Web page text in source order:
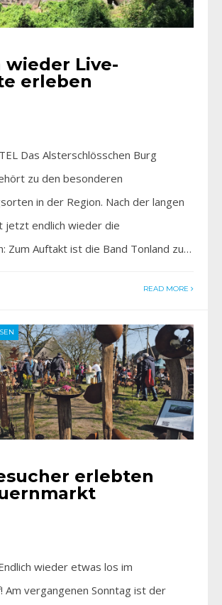
wieder Live-
erleben
Das Alsterschlösschen Burg
zu den besonderen
in der Region. Nach der langen
jetzt endlich wieder die
Zum Auftakt ist die Band Tonland zu…
READ MORE
erlebten
wieder etwas los im
Am vergangenen Sonntag ist der